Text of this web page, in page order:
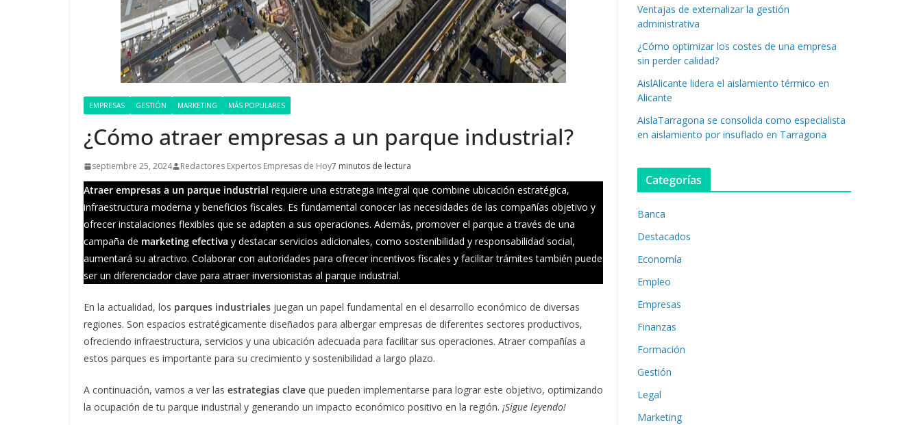
EMPRESAS GESTIÓN MARKETING MÁS POPULARES
¿Cómo atraer empresas a un parque industrial?
septiembre 25, 2024 Redactores Expertos Empresas de Hoy7 minutos de lectura
Atraer empresas a un parque industrial requiere una estrategia integral que combine ubicación estratégica,
infraestructura moderna y beneficios fiscales. Es fundamental conocer las necesidades de las compañías objetivo y
ofrecer instalaciones flexibles que se adapten a sus operaciones. Además, promover el parque a través de una
campaña de marketing efectiva y destacar servicios adicionales, como sostenibilidad y responsabilidad social,
aumentará su atractivo. Colaborar con autoridades para ofrecer incentivos fiscales y facilitar trámites también puede
ser un diferenciador clave para atraer inversionistas al parque industrial.
En la actualidad, los parques industriales juegan un papel fundamental en el desarrollo económico de diversas
regiones. Son espacios estratégicamente diseñados para albergar empresas de diferentes sectores productivos,
ofreciendo infraestructura, servicios y una ubicación adecuada para facilitar sus operaciones. Atraer compañías a
estos parques es importante para su crecimiento y sostenibilidad a largo plazo.
A continuación, vamos a ver las estrategias clave que pueden implementarse para lograr este objetivo, optimizando
la ocupación de tu parque industrial y generando un impacto económico positivo en la región. ¡Sigue leyendo!
Ventajas de externalizar la gestión
administrativa
¿Cómo optimizar los costes de una empresa
sin perder calidad?
AislAlicante lidera el aislamiento térmico en
Alicante
AislaTarragona se consolida como especialista
en aislamiento por insuflado en Tarragona
Categorías
Banca
Destacados
Economía
Empleo
Empresas
Finanzas
Formación
Gestión
Legal
Marketing